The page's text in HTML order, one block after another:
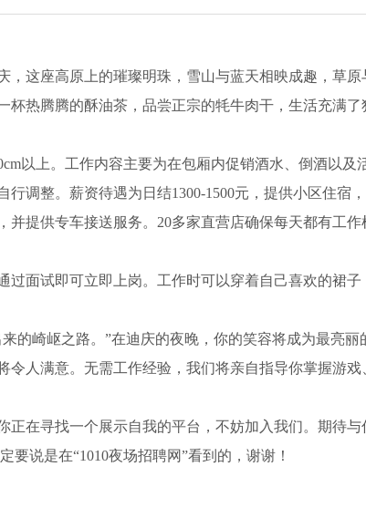
这座高原上的璀璨明珠，雪山与蓝天相映成趣，草原
热腾腾的酥油茶，品尝正宗的牦牛肉干，生活充满了
以上。工作内容主要为在包厢内促销酒水、倒酒以及
调整。薪资待遇为日结1300-1500元，提供小区住宿，
提供专车接送服务。20多家直营店确保每天都有工作
面试即可立即上岗。工作时可以穿着自己喜欢的裙子
的崎岖之路。”在迪庆的夜晚，你的笑容将成为最亮丽
人满意。无需工作经验，我们将亲自指导你掌握游戏
在寻找一个展示自我的平台，不妨加入我们。期待与
说是在“1010夜场招聘网”看到的，谢谢！